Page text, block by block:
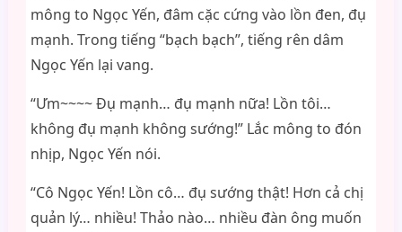
mông to Ngọc Yến, đâm cặc cứng vào lồn đen, đụ
mạnh. Trong tiếng “bạch bạch”, tiếng rên dâm
Ngọc Yến lại vang.
“Ưm~~~~ Đụ mạnh… đụ mạnh nữa! Lồn tôi…
không đụ mạnh không sướng!” Lắc mông to đón
nhịp, Ngọc Yến nói.
“Cô Ngọc Yến! Lồn cô… đụ sướng thật! Hơn cả chị
quản lý… nhiều! Thảo nào… nhiều đàn ông muốn